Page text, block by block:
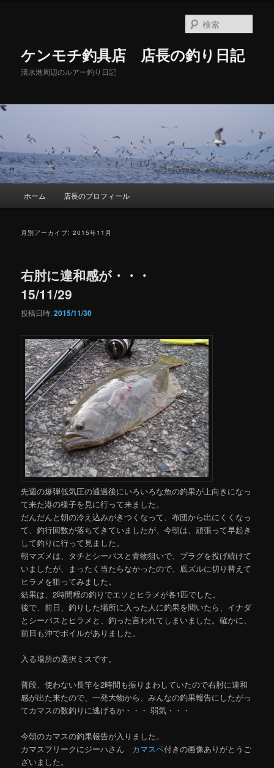
へ
動
移
ケンモチ釣具店 店長の釣り日記
清水港周辺のルアー釣り日記
索
ホーム 店長のプロフィール
月別アーカイブ:2015年11月
右肘に違和感が・・・
15/11/29
投稿日時:2015/11/30
先週の爆弾低気圧の通過後にいろいろな魚の釣果が上向きになっ
て来た港の様子を見に行って来ました。
だんだんと朝の冷え込みがきつくなって、布団から出にくくなっ
て、釣行回数が落ちてきていましたが、今朝は、頑張って早起き
して釣りに行って見ました。
朝マズメは、タチとシーバスと青物狙いで、プラグを投げ続けて
いましたが、まったく当たらなかったので、底ズルに切り替えて
ヒラメを狙ってみました。
結果は、2時間程の釣りでエソとヒラメが各1匹でした。
後で、前日、釣りした場所に入った人に釣果を聞いたら、イナダ
とシーバスとヒラメと、釣った言われてしまいました。確かに、
前日も沖でボイルがありました。
入る場所の選択ミスです。
普段、使わない長竿を2時間も振りまわしていたので右肘に違和
感が出た来たので、一発大物から、みんなの釣果報告にしたがっ
てカマスの数釣りに逃げるか・・・ 弱気・・・
今朝のカマスの釣果報告が入りました。
カマスフリークにジーハさん カマスペ付きの画像ありがとうご
ざいました。